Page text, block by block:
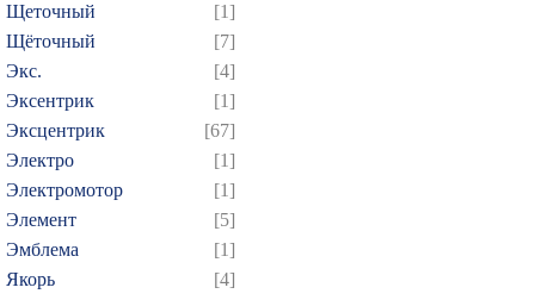
Щеточный
[1]
Щёточный
[7]
Экс.
[4]
Эксентрик
[1]
Эксцентрик
[67]
Электро
[1]
Электромотор
[1]
Элемент
[5]
Эмблема
[1]
Якорь
[4]